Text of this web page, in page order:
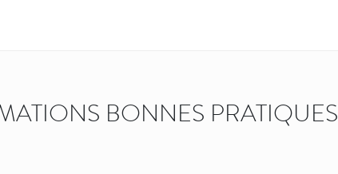
BONNES PRATIQUES